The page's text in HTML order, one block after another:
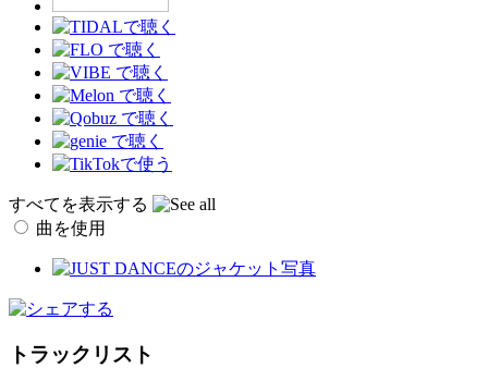
すべてを表示する
曲を使用
トラックリスト